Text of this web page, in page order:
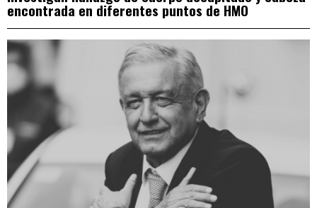
encontrada en diferentes puntos de HMO